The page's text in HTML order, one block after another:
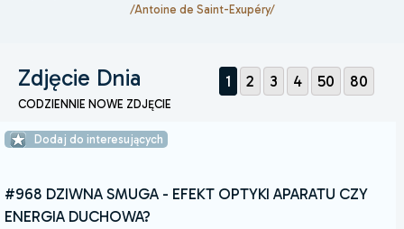
/Antoine de Saint-Exupéry/
Zdjęcie Dnia
CODZIENNIE NOWE ZDJĘCIE
1 2 3 4 50 80
Dodaj do interesujących
#968 DZIWNA SMUGA - EFEKT OPTYKI APARATU CZY
ENERGIA DUCHOWA?